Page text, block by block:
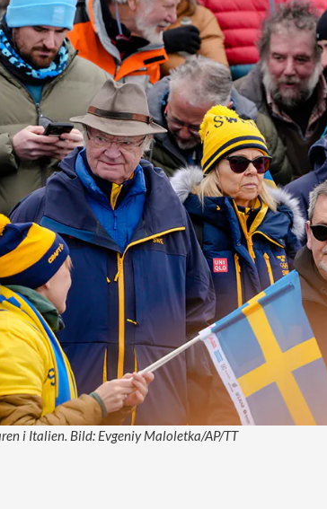
i Italien. Bild: Evgeniy Maloletka/AP/TT